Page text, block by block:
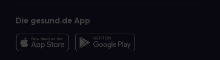
Die gesund.de App